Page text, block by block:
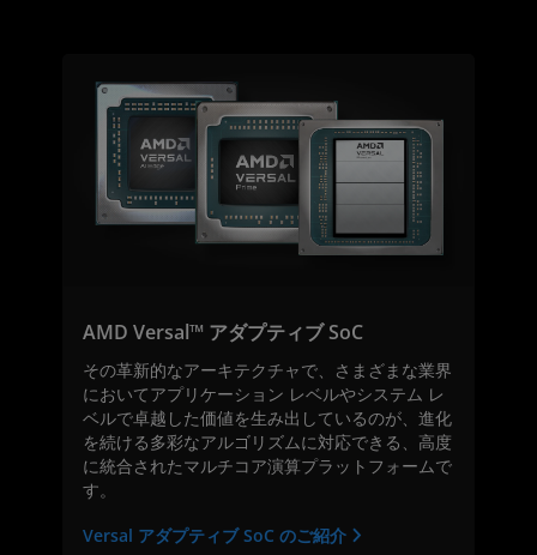
AMD Versal™ アダプティブ SoC
その革新的なアーキテクチャで、さまざまな業界
においてアプリケーション レベルやシステム レ
ベルで卓越した価値を生み出しているのが、進化
を続ける多彩なアルゴリズムに対応できる、高度
に統合されたマルチコア演算プラットフォームで
す。
Versal アダプティブ SoC のご紹介